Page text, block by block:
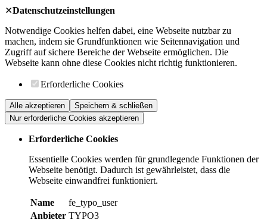
✕Datenschutzeinstellungen
Notwendige Cookies helfen dabei, eine Webseite nutzbar zu
machen, indem sie Grundfunktionen wie Seitennavigation und
Zugriff auf sichere Bereiche der Webseite ermöglichen. Die
Webseite kann ohne diese Cookies nicht richtig funktionieren.
Erforderliche Cookies
Alle akzeptieren
Speichern & schließen
Nur erforderliche Cookies akzeptieren
Erforderliche Cookies
Essentielle Cookies werden für grundlegende Funktionen der
Webseite benötigt. Dadurch ist gewährleistet, dass die
Webseite einwandfrei funktioniert.
Name
fe_typo_user
Anbieter TYPO3